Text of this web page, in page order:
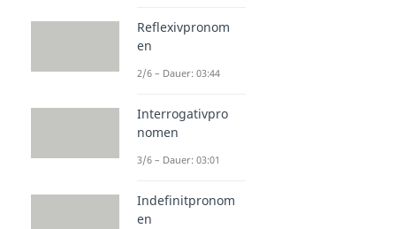
Reflexivpronom
en
2/6 – Dauer: 03:44
Interrogativpro
nomen
3/6 – Dauer: 03:01
Indefinitpronom
en